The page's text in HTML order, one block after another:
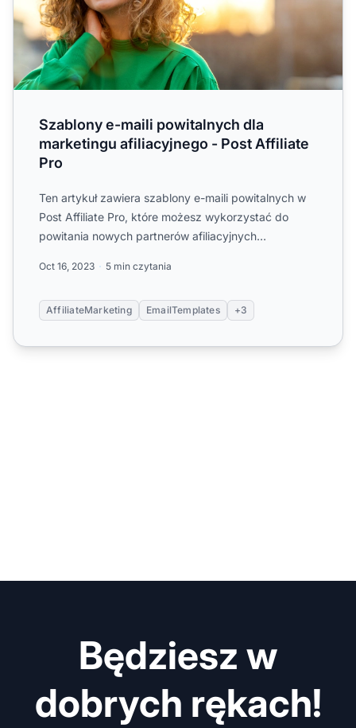
Szablony e-maili powitalnych dla
marketingu afiliacyjnego - Post Affiliate
Pro
Ten artykuł zawiera szablony e-maili powitalnych w
Post Affiliate Pro, które możesz wykorzystać do
powitania nowych partnerów afiliacyjnych
Oct 16, 2023 5 min czytania
AffiliateMarketing EmailTemplates +3
Będziesz w
dobrych rękach!